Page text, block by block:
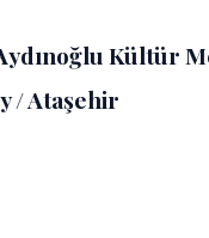
Kültür
/ Ataşehir